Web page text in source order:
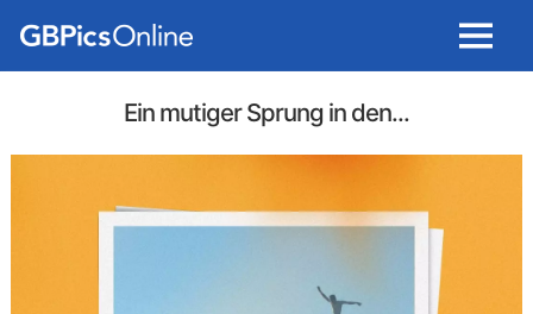
Menu
Ein mutiger Sprung in den...